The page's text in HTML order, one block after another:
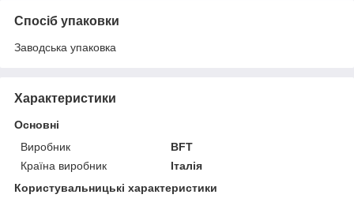
Спосіб упаковки
Заводська упаковка
Характеристики
Основні
Виробник
BFT
Країна виробник
Італія
Користувальницькі характеристики